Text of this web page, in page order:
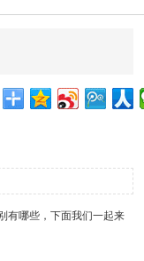
有哪些，下面我们一起来